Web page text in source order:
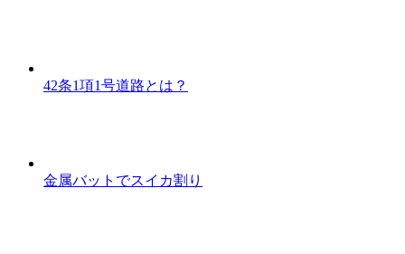
42条1項1号道路とは？
金属バットでスイカ割り